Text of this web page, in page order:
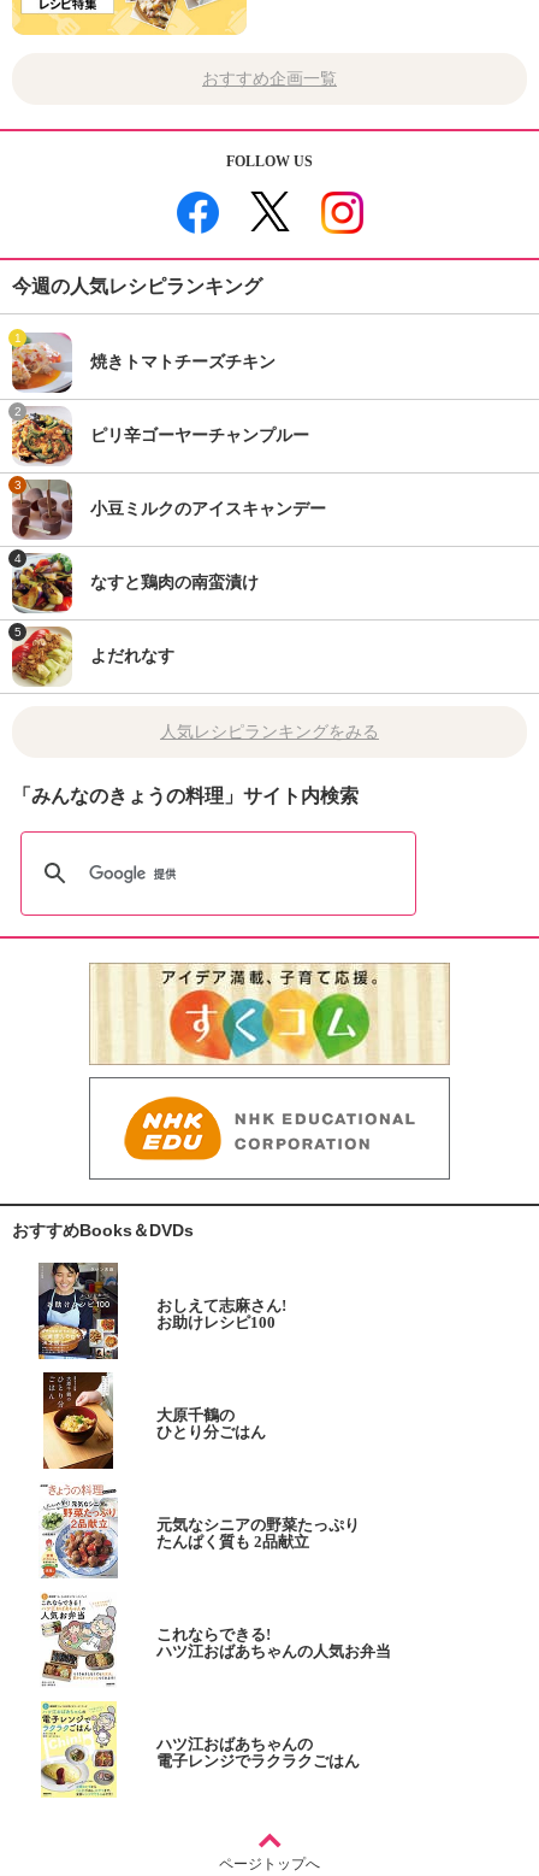
おすすめ企画一覧
FOLLOW US
今週の人気レシピランキング
1
焼きトマトチーズチキン
2
ピリ辛ゴーヤーチャンプルー
3
小豆ミルクのアイスキャンデー
4
なすと鶏肉の南蛮漬け
5
よだれなす
人気レシピランキングをみる
「みんなのきょうの料理」サイト内検索
おすすめBooks＆DVDs
おしえて志麻さん!
お助けレシピ100
大原千鶴の
ひとり分ごはん
元気なシニアの野菜たっぷり
たんぱく質も 2品献立
これならできる!
ハツ江おばあちゃんの人気お弁当
ハツ江おばあちゃんの
電子レンジでラクラクごはん
ページトップへ